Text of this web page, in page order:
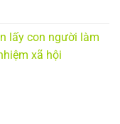
lấy con người làm
xã hội